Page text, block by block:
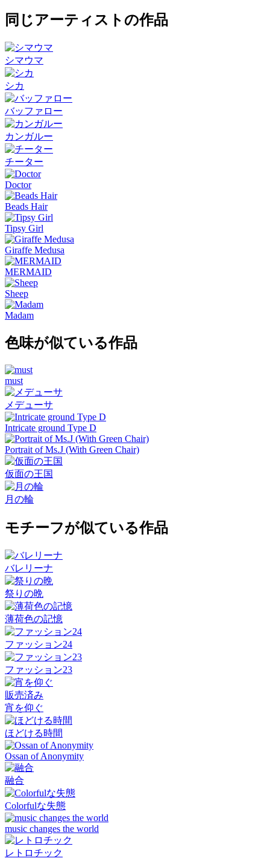
同じアーティストの作品
シマウマ
シカ
バッファロー
カンガルー
チーター
Doctor
Beads Hair
Tipsy Girl
Giraffe Medusa
MERMAID
Sheep
Madam
色味が似ている作品
must
メデューサ
Intricate ground Type D
Portrait of Ms.J (With Green Chair)
仮面の王国
月の輪
モチーフが似ている作品
バレリーナ
祭りの晩
薄荷色の記憶
ファッション24
ファッション23
販売済み
宵を仰ぐ
ほどける時間
Ossan of Anonymity
融合
Colorfulな失態
music changes the world
レトロチック